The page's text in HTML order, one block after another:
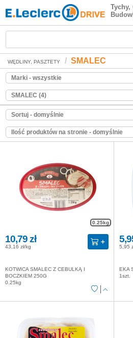
SMALEC
Zakupy spożywcze
Tychy,
WĘDLINY, PASZTETY SMALEC
Marki - wszystkie
SMALEC (4)
Sortuj - domyślnie
Ilość produktów na stronie - domyślnie
0.25kg
10,79 zł
43,16 zł/kg
KOTWICA SMALEC Z CEBULKĄ I
BOCZKIEM 250G
0.25kg
5,95
EKA
1szt.